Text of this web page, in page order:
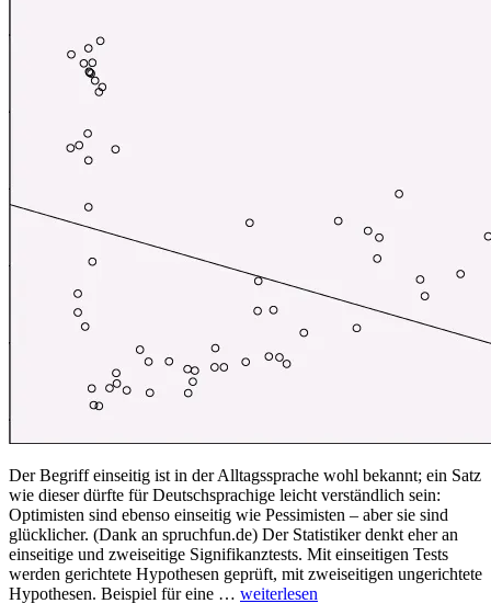
Der Begriff einseitig ist in der Alltagssprache wohl bekannt; ein Satz
wie dieser dürfte für Deutschsprachige leicht verständlich sein:
Optimisten sind ebenso einseitig wie Pessimisten – aber sie sind
glücklicher. (Dank an spruchfun.de) Der Statistiker denkt eher an
einseitige und zweiseitige Signifikanztests. Mit einseitigen Tests
werden gerichtete Hypothesen geprüft, mit zweiseitigen ungerichtete
Hypothesen. Beispiel für eine … „Fachchinesisch:
weiterlesen